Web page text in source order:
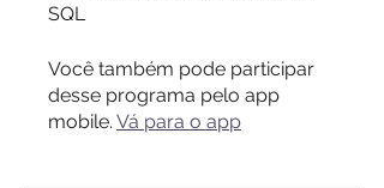
SQL
Você também pode participar
desse programa pelo app
mobile. Vá para o app